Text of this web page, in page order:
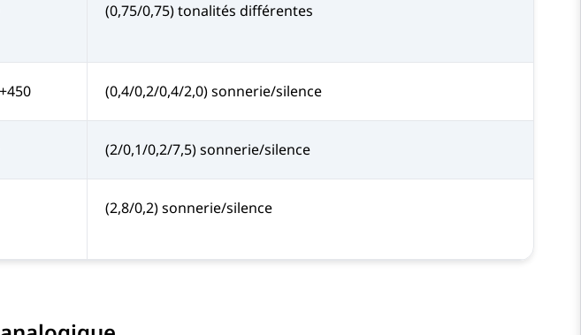
(0,75/0,75) tonalités différentes
(0,4/0,2/0,4/2,0) sonnerie/silence
(2/0,1/0,2/7,5) sonnerie/silence
(2,8/0,2) sonnerie/silence